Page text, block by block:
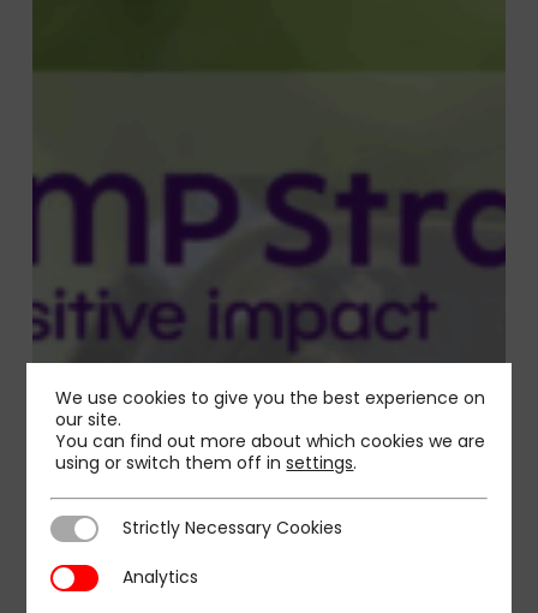
We use cookies to give you the best experience on
our site.
You can find out more about which cookies we are
using or switch them off insettings.
Strictly Necessary Cookies
Strictly Necessary Cookies
AnalyticsAnalytics